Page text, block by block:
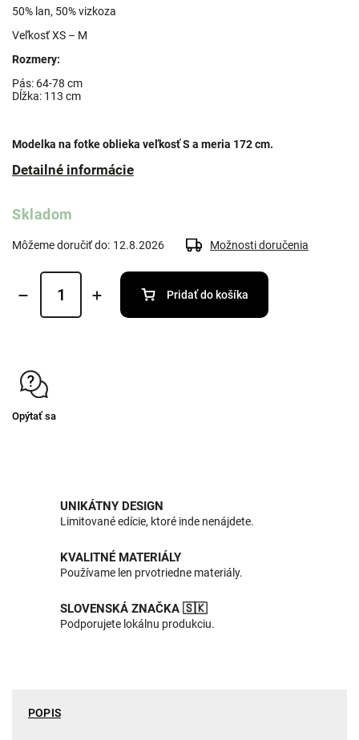
50% lan, 50% vizkoza
Veľkosť XS – M
Rozmery:
Pás: 64-78 cm
Dĺžka: 113 cm
Modelka na fotke oblieka veľkosť S a meria 172 cm.
Detailné informácie
Skladom
Môžeme doručiť do: 12.8.2026 Možnosti doručenia
Pridať do košíka
Opýtať sa
UNIKÁTNY DESIGN
Limitované edície, ktoré inde nenájdete.
KVALITNÉ MATERIÁLY
Používame len prvotriedne materiály.
SLOVENSKÁ ZNAČKA 🇸🇰
Podporujete lokálnu produkciu.
POPIS